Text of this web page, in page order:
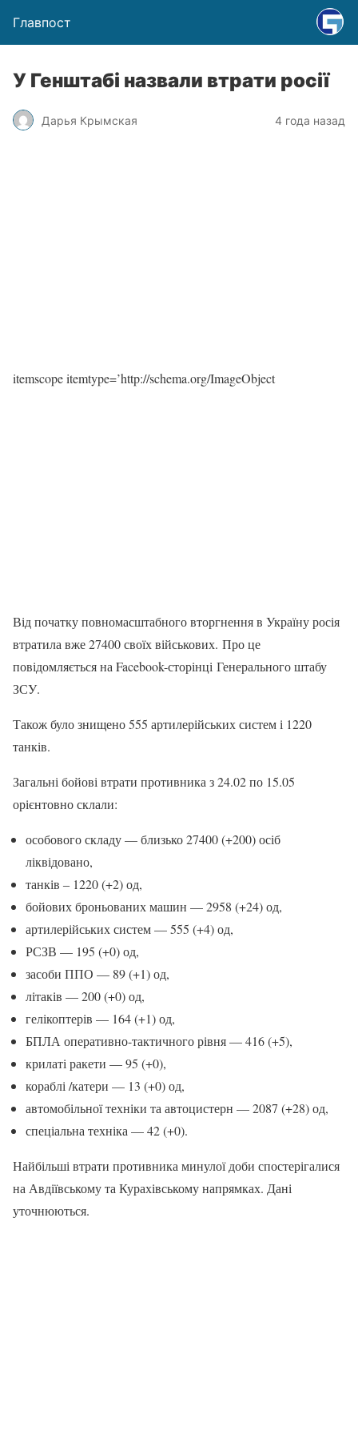
Главпост
У Генштабі назвали втрати росії
Дарья Крымская 4 года назад
itemscope itemtype=’http://schema.org/ImageObject
Від початку повномасштабного вторгнення в Україну росія
втратила вже 27400 своїх військових. Про це
повідомляється на Facebook-сторінці Генерального штабу
ЗСУ.
Також було знищено 555 артилерійських систем і 1220
танків.
Загальні бойові втрати противника з 24.02 по 15.05
орієнтовно склали:
особового складу — близько 27400 (+200) осіб
ліквідовано,
танків ‒ 1220 (+2) од,
бойових броньованих машин — 2958 (+24) од,
артилерійських систем — 555 (+4) од,
РСЗВ — 195 (+0) од,
засоби ППО — 89 (+1) од,
літаків — 200 (+0) од,
гелікоптерів — 164 (+1) од,
БПЛА оперативно-тактичного рівня — 416 (+5),
крилаті ракети — 95 (+0),
кораблі /катери — 13 (+0) од,
автомобільної техніки та автоцистерн — 2087 (+28) од,
спеціальна техніка — 42 (+0).
Найбільші втрати противника минулої доби спостерігалися
на Авдіївському та Курахівському напрямках. Дані
уточнюються.